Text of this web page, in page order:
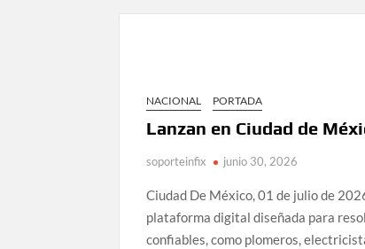
NACIONAL PORTADA
Lanzan en Ciudad de
soporteinfix junio 30, 2026
Ciudad De México, 01 de julio de
plataforma digital diseñada para
confiables, como plomeros,